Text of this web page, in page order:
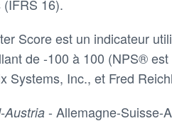
16).
Score est un indicateur
de -100 à 100 (NPS®
Systems, Inc., et Fred
Austria - Allemagne-Suisse-